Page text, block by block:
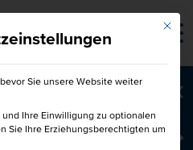
Barrierefrei
für einen
werben Freunde
Mit
Sie unsere Website weiter
Ihre Einwilligung zu optionalen
Sie Ihre Erziehungsberechtigten um